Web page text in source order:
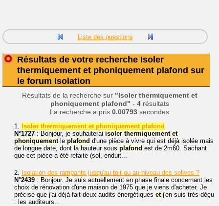
Liste des questions
Résultats de votre recherche Isoler
thermiquement et phoniquement plafond sur
le forum Isolation
Résultats de la recherche sur "Isoler thermiquement et
phoniquement plafond" - 4 résultats
La recherche a pris 0.00793 secondes
1. Isoler thermiquement et phoniquement plafond
N°1727 : Bonjour, je souhaiterai isoler thermiquement et
phoniquement le plafond d'une pièce à vivre qui est déjà isolée mais
de longue date, dont la hauteur sous plafond est de 2m60. Sachant
que cet pièce a été refaite (sol, enduit...
2. Isolation des rampants jusqu'au toit ou au niveau des solives ?
N°2439 : Bonjour. Je suis actuellement en phase finale concernant les
choix de rénovation d'une maison de 1975 que je viens d'acheter. Je
précise que j'ai déjà fait deux audits énergétiques et j'en suis très déçu
: les auditeurs...